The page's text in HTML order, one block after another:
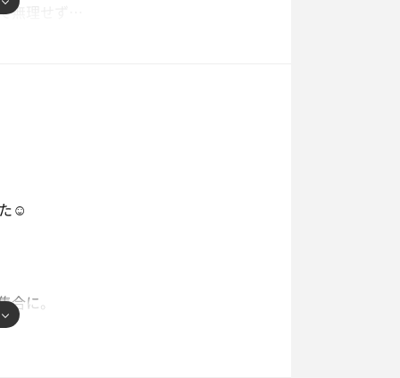
無理せず…
☺️
に。